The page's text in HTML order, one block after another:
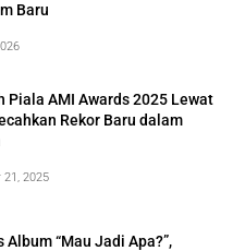
Baru
Piala AMI Awards 2025 Lewat
Rekor Baru dalam
21, 2025
“Mau Jadi Apa?”,